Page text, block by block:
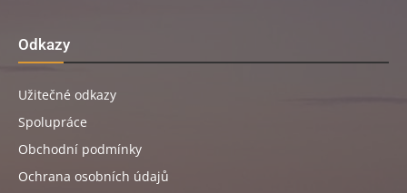
Odkazy
Užitečné odkazy
Spolupráce
Obchodní podmínky
Ochrana osobních údajů